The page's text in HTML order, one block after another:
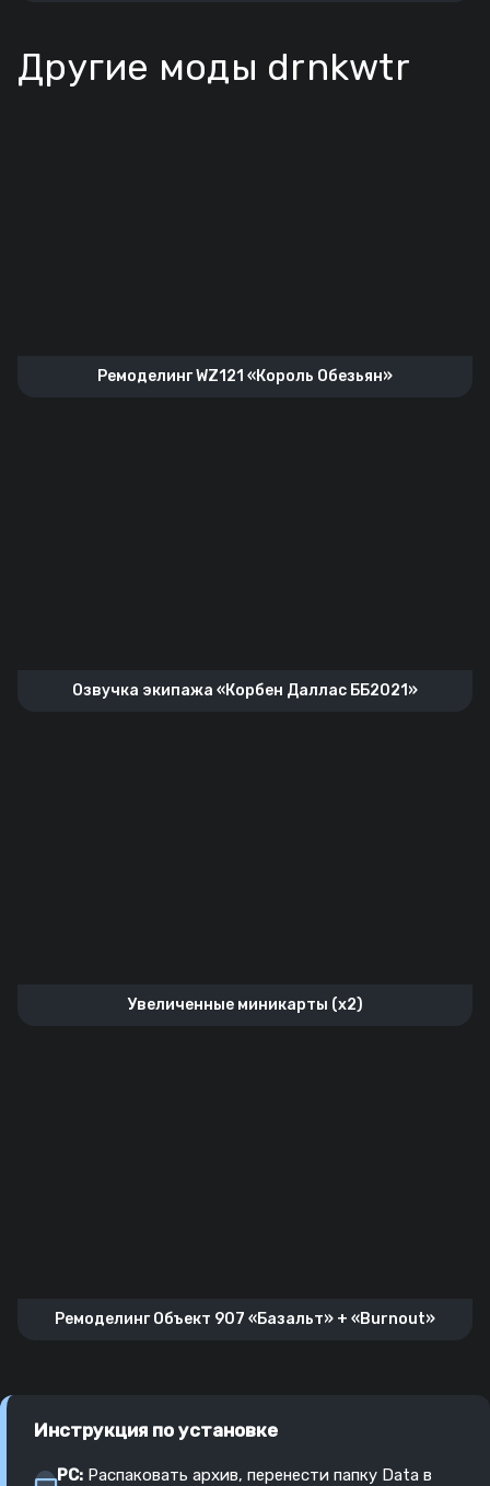
Другие моды drnkwtr
Ремоделинг WZ121 «Король Обезьян»
Озвучка экипажа «Корбен Даллас ББ2021»
Увеличенные миникарты (x2)
Ремоделинг Объект 907 «Базальт» + «Burnout»
Инструкция по установке
PC: Распаковать архив, перенести папку Data в